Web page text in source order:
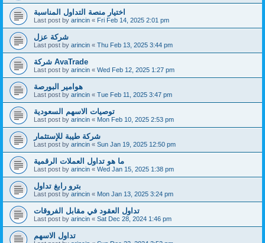
اختيار منصة التداول المناسبة
Last post by arincin « Fri Feb 14, 2025 2:01 pm
شركة عزل
Last post by arincin « Thu Feb 13, 2025 3:44 pm
شركة AvaTrade
Last post by arincin « Wed Feb 12, 2025 1:27 pm
هوامير البورصة
Last post by arincin « Tue Feb 11, 2025 3:47 pm
توصيات الاسهم السعودية
Last post by arincin « Mon Feb 10, 2025 2:53 pm
شركة طيبة للإستثمار
Last post by arincin « Sun Jan 19, 2025 12:50 pm
ما هو تداول العملات الرقمية
Last post by arincin « Wed Jan 15, 2025 1:38 pm
بترو رابغ تداول
Last post by arincin « Mon Jan 13, 2025 3:24 pm
تداول العقود في مقابل الفروقات
Last post by arincin « Sat Dec 28, 2024 1:46 pm
تداول الاسهم